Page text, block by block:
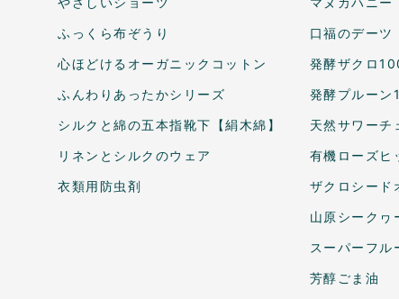
ふっくら布ぞうり
心ほどけるオーガニックコットン
ふんわりあったかシリーズ
シルクと綿の五本指靴下【絹木綿】
リネンとシルクのウェア
衣類用防虫剤
口福のデーツ
発酵ザクロ
発酵プルーン
天然サワーチ
有機ローズヒ
ザクロシード
山原シークヮ
スーパーフル
芳醇ごま油